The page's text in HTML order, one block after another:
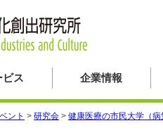
ビス 企業情報
ント > 研究会 > 健康医療の市民大学（